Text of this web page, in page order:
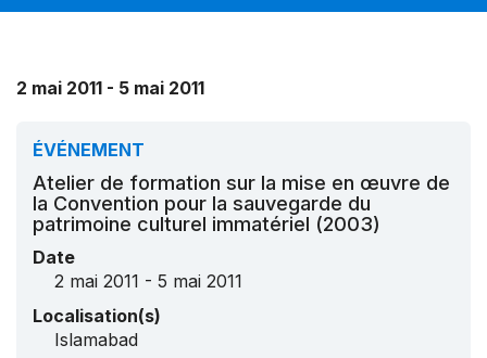
2 mai 2011 - 5 mai 2011
ÉVÉNEMENT
Atelier de formation sur la mise en œuvre de
la Convention pour la sauvegarde du
patrimoine culturel immatériel (2003)
Date
2 mai 2011 - 5 mai 2011
Localisation(s)
Islamabad